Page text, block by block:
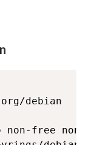
debian
non-free non-